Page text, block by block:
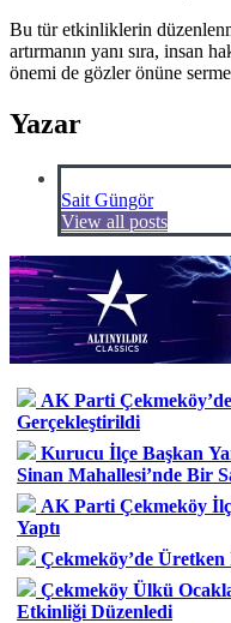
Bu tür etkinliklerin
artırmanın yanı sıra, insan
önemi de gözler önüne
Yazar
Sait Güngör
View all posts
AK Parti
Gerçekleştirildi
Kurucu İlçe Başkan
Sinan Mahallesi’nde Bir
AK Parti Çekmeköy
Yaptı
Çekmeköy’de
Çekmeköy Ülkü
Etkinliği Düzenledi